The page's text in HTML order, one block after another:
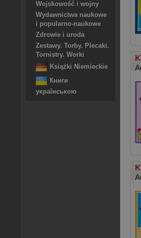
Wojskowość i wojny
Wydawnictwa naukowe
i popularno-naukowe
Zdrowie i uroda
Zestawy. Torby. Plecaki.
Tornistry. Worki
Książki Niemieckie
Книги
українською